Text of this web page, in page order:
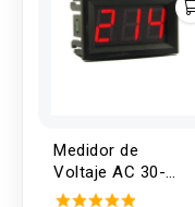
Medidor de
Voltaje AC 30-
500V